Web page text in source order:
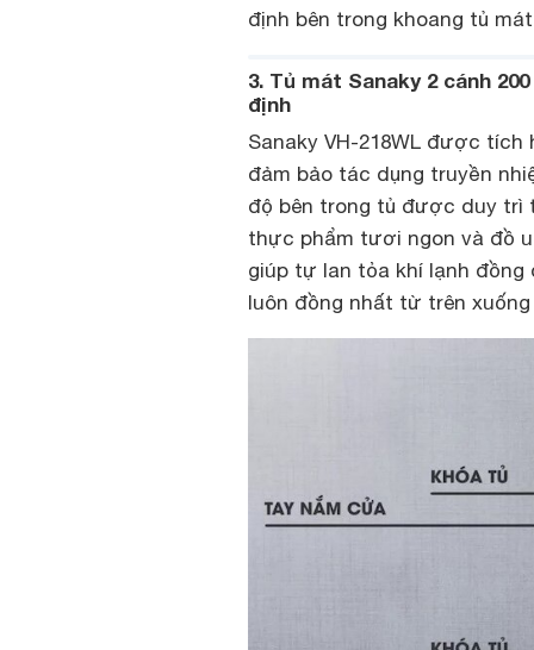
định bên trong khoang tủ
3. Tủ mát Sanaky 2 cánh
định
Sanaky VH-218WL được
đảm bảo tác dụng truyền
độ bên trong tủ được duy trì
thực phẩm tươi ngon và đồ
giúp tự lan tỏa khí lạnh
luôn đồng nhất từ trên